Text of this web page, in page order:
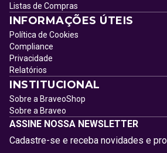
Listas de Compras
INFORMAÇÕES ÚTEIS
Política de Cookies
Compliance
Privacidade
Relatórios
INSTITUCIONAL
Sobre a BraveoShop
Sobre a Braveo
ASSINE NOSSA NEWSLETTER
Cadastre-se e receba novidades e